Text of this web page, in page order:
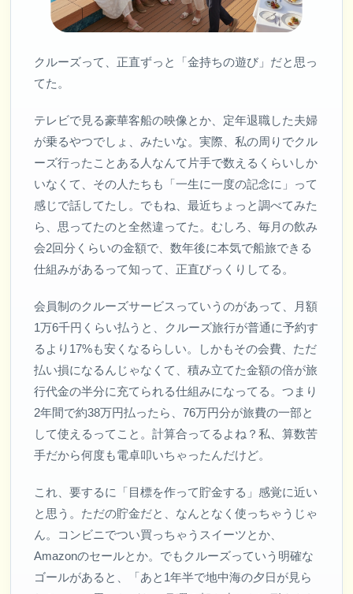
クルーズって、正直ずっと「金持ちの遊び」だと思っ
てた。
テレビで見る豪華客船の映像とか、定年退職した夫婦
が乗るやつでしょ、みたいな。実際、私の周りでクル
ーズ行ったことある人なんて片手で数えるくらいしか
いなくて、その人たちも「一生に一度の記念に」って
感じで話してたし。でもね、最近ちょっと調べてみた
ら、思ってたのと全然違ってた。むしろ、毎月の飲み
会2回分くらいの金額で、数年後に本気で船旅できる
仕組みがあるって知って、正直びっくりしてる。
会員制のクルーズサービスっていうのがあって、月額
1万6千円くらい払うと、クルーズ旅行が普通に予約す
るより17%も安くなるらしい。しかもその会費、ただ
払い損になるんじゃなくて、積み立てた金額の倍が旅
行代金の半分に充てられる仕組みになってる。つまり
2年間で約38万円払ったら、76万円分が旅費の一部と
して使えるってこと。計算合ってるよね？私、算数苦
手だから何度も電卓叩いちゃったんだけど。
これ、要するに「目標を作って貯金する」感覚に近い
と思う。ただの貯金だと、なんとなく使っちゃうじゃ
ん。コンビニでつい買っちゃうスイーツとか、
Amazonのセールとか。でもクルーズっていう明確な
ゴールがあると、「あと1年半で地中海の夕日が見ら